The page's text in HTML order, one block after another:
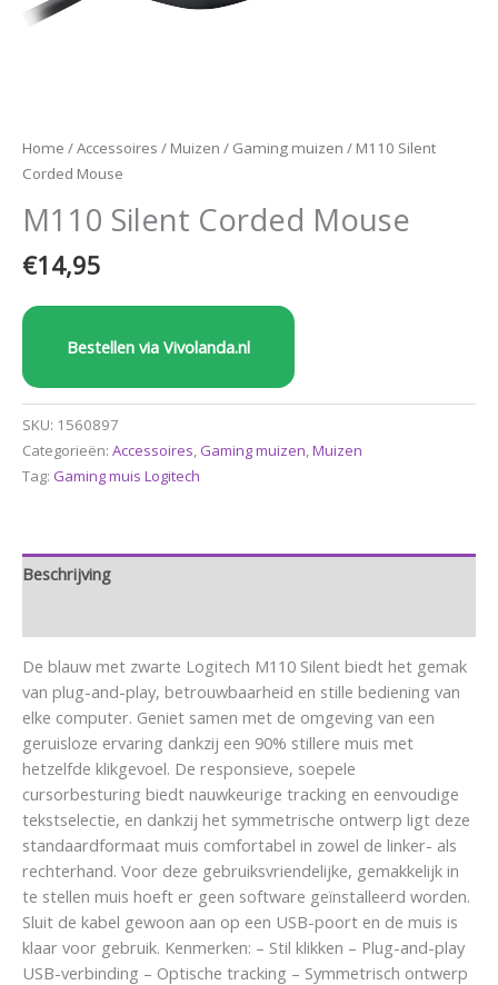
Home /Accessoires / Muizen / Gaming muizen / M110 Silent
Corded Mouse
M110 Silent Corded Mouse
€14,95
Bestellen via Vivolanda.nl
SKU: 1560897
Categorieën: Accessoires, Gaming muizen,Muizen
Tag: Gaming muis Logitech
Beschrijving
De blauw met zwarte Logitech M110 Silent biedt het gemak
van plug-and-play, betrouwbaarheid en stille bediening van
elke computer. Geniet samen met de omgeving van een
geruisloze ervaring dankzij een 90% stillere muis met
hetzelfde klikgevoel. De responsieve, soepele
cursorbesturing biedt nauwkeurige tracking en eenvoudige
tekstselectie, en dankzij het symmetrische ontwerp ligt deze
standaardformaat muis comfortabel in zowel de linker- als
rechterhand. Voor deze gebruiksvriendelijke, gemakkelijk in
te stellen muis hoeft er geen software geïnstalleerd worden.
Sluit de kabel gewoon aan op een USB-poort en de muis is
klaar voor gebruik. Kenmerken: – Stil klikken – Plug-and-play
USB-verbinding – Optische tracking – Symmetrisch ontwerp